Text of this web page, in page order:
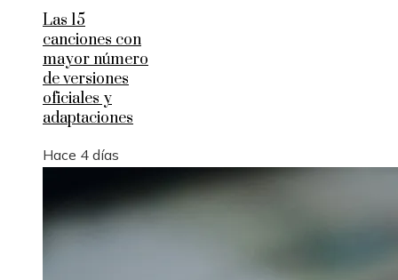
Las 15
canciones con
mayor número
de versiones
oficiales y
adaptaciones
Hace 4 días